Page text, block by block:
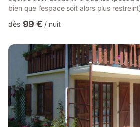
bien que l’espace soit alors plus
50 m² comprenant un salon et une salle
et lecteur DVD. - Deux places de
balcon fermé de 10 m² avec store. -
dès 99 € / nuit